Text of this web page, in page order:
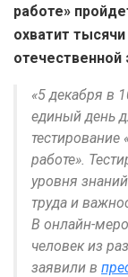
работе»
охватит
отечественной
«5 декабря в
единый день
тестирование
работе».
уровня
труда и
В онлайн-
человек из
заявили в